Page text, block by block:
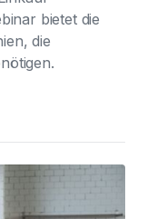
bietet die
die